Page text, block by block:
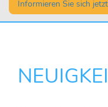
Informieren Sie sich jetzt